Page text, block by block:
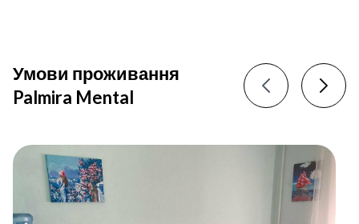
Умови проживання
Palmira Mental